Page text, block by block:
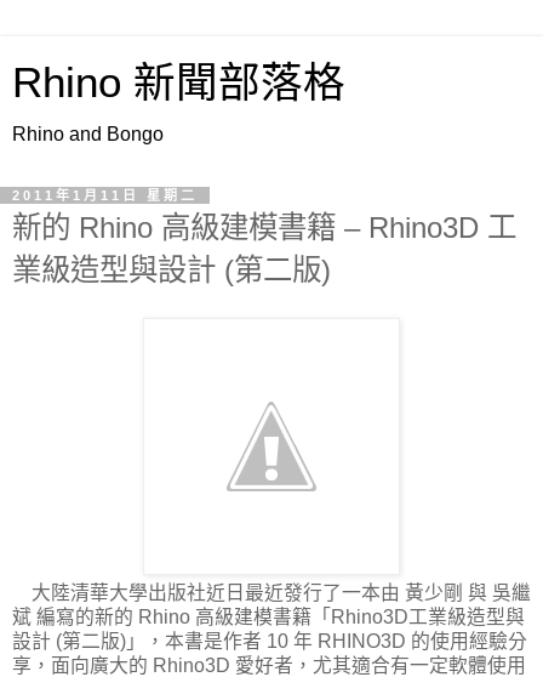
Rhino 新聞部落格
Rhino and Bongo
2011年1月11日 星期二
新的 Rhino 高級建模書籍 – Rhino3D 工
業級造型與設計 (第二版)
大陸清華大學出版社近日最近發行了一本由 黃少剛 與 吳繼
斌 編寫的新的 Rhino 高級建模書籍「Rhino3D工業級造型與
設計 (第二版)」，本書是作者 10 年 RHINO3D 的使用經驗分
享，面向廣大的 Rhino3D 愛好者，尤其適合有一定軟體使用